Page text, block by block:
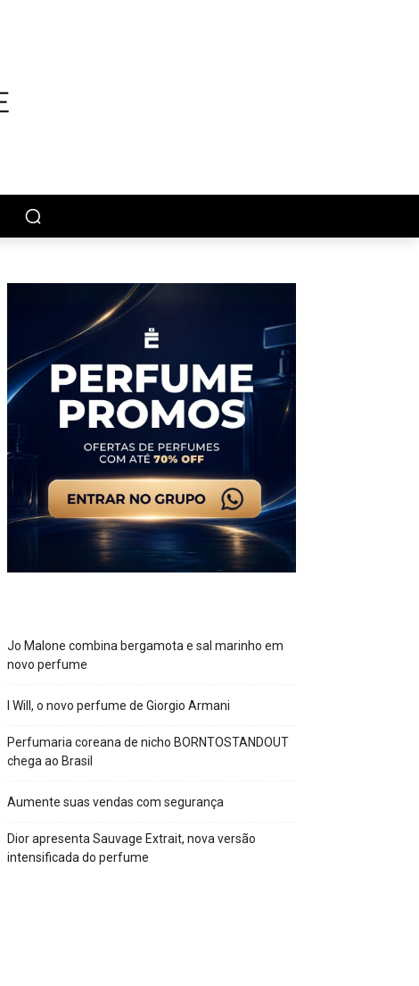
Jo Malone combina bergamota e sal marinho em
novo perfume
I Will, o novo perfume de Giorgio Armani
Perfumaria coreana de nicho BORNTOSTANDOUT
chega ao Brasil
Aumente suas vendas com segurança
Dior apresenta Sauvage Extrait, nova versão
intensificada do perfume